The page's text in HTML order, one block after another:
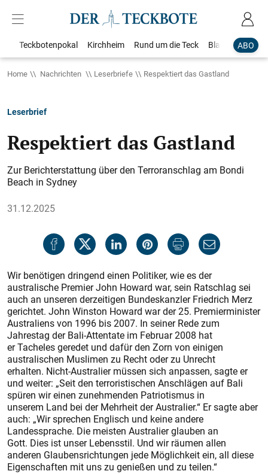
ABO
Teckbotenpokal Kirchheim Rund um die Teck Blaulicht
Home Nachrichten Leserbriefe Respektiert das Gastland
Leserbrief
Respektiert das Gastland
Zur Berichterstattung über den Terroranschlag am Bondi
Beach in Sydney
31.12.2025
Wir benötigen dringend einen Politiker, wie es der
australische Premier John Howard war, sein Ratschlag sei
auch an unseren derzeitigen Bundeskanzler Friedrich Merz
gerichtet. John Winston Howard war der 25. Premierminister
Australiens von 1996 bis 2007. In seiner Rede zum
Jahrestag der Bali-Attentate im Februar 2008 hat
er Tacheles geredet und dafür den Zorn von einigen
australischen Muslimen zu Recht oder zu Unrecht
erhalten. Nicht-Australier müssen sich anpassen, sagte er
und weiter: „Seit den terroristischen Anschlägen auf Bali
spüren wir einen zunehmenden Patriotismus in
unserem Land bei der Mehrheit der Australier.“ Er sagte aber
auch: „Wir sprechen Englisch und keine andere
Landessprache. Die meisten Australier glauben an
Gott. Dies ist unser Lebensstil. Und wir räumen allen
anderen Glaubensrichtungen jede Möglichkeit ein, all diese
Eigenschaften mit uns zu genießen und zu teilen.“